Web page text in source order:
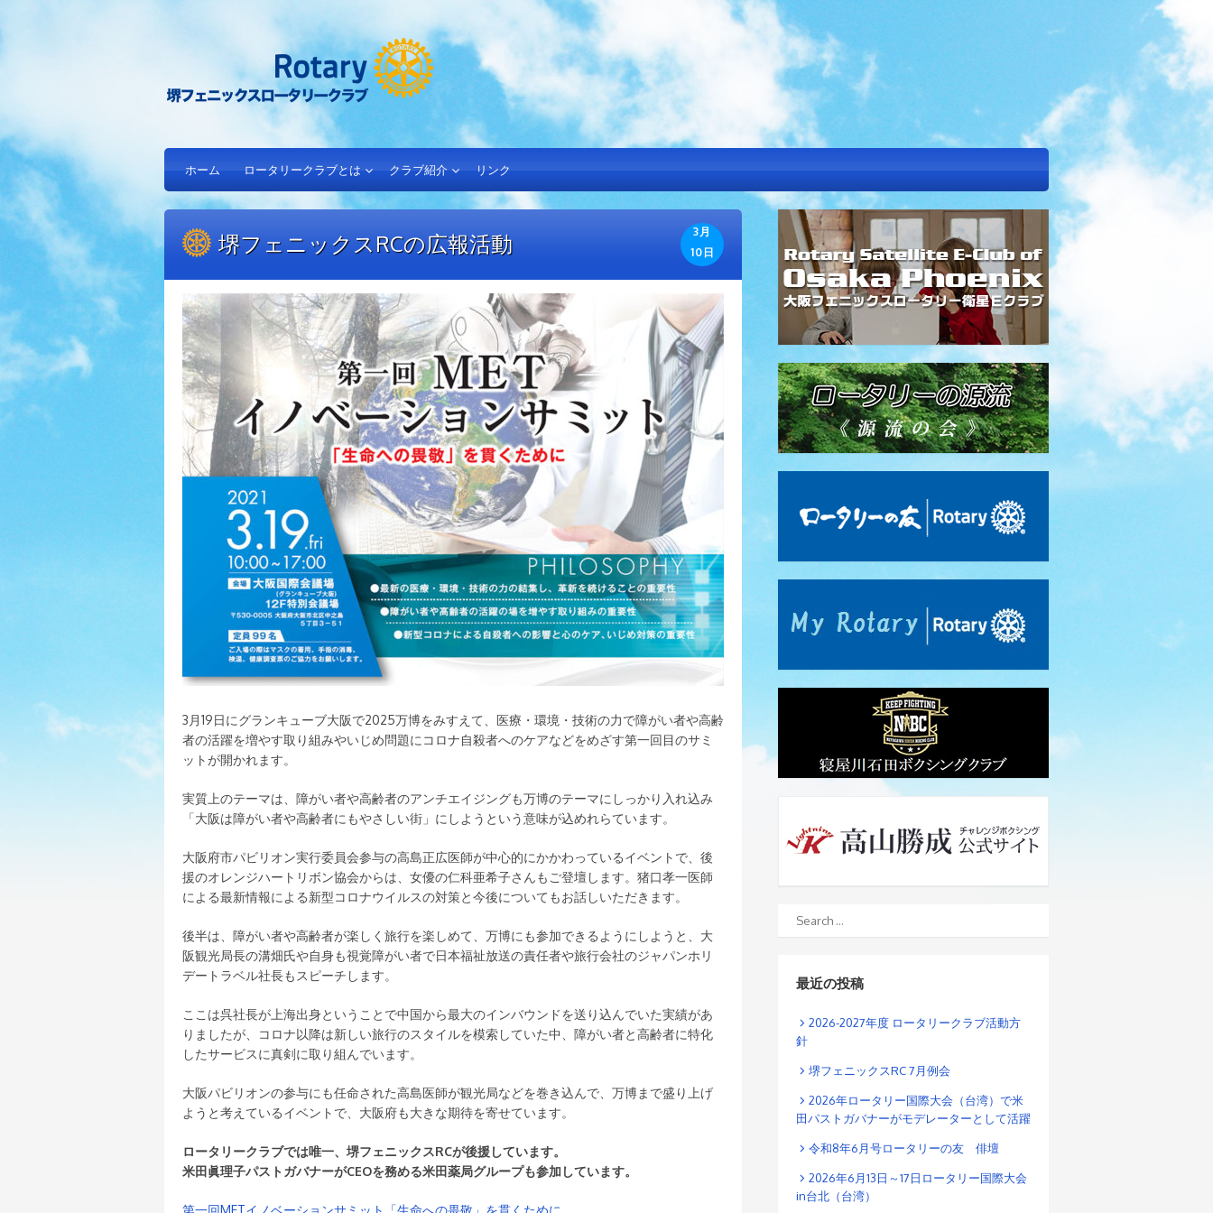
ホーム ロータリークラブとは クラブ紹介 リンク
3月
10日
堺フェニックスRCの広報活動
3月19日にグランキューブ大阪で2025万博をみすえて、医療・環境・技術の力で障がい者や高齢
者の活躍を増やす取り組みやいじめ問題にコロナ自殺者へのケアなどをめざす第一回目のサミ
ットが開かれます。
実質上のテーマは、障がい者や高齢者のアンチエイジングも万博のテーマにしっかり入れ込み
「大阪は障がい者や高齢者にもやさしい街」にしようという意味が込めれらています。
大阪府市パビリオン実行委員会参与の高島正広医師が中心的にかかわっているイベントで、後
援のオレンジハートリボン協会からは、女優の仁科亜希子さんもご登壇します。猪口孝一医師
による最新情報による新型コロナウイルスの対策と今後についてもお話しいただきます。
後半は、障がい者や高齢者が楽しく旅行を楽しめて、万博にも参加できるようにしようと、大
阪観光局長の溝畑氏や自身も視覚障がい者で日本福祉放送の責任者や旅行会社のジャパンホリ
デートラベル社長もスピーチします。
ここは呉社長が上海出身ということで中国から最大のインバウンドを送り込んでいた実績があ
りましたが、コロナ以降は新しい旅行のスタイルを模索していた中、障がい者と高齢者に特化
したサービスに真剣に取り組んでいます。
大阪パビリオンの参与にも任命された高島医師が観光局などを巻き込んで、万博まで盛り上げ
ようと考えているイベントで、大阪府も大きな期待を寄せています。
ロータリークラブでは唯一、堺フェニックスRCが後援しています。
米田眞理子パストガバナーがCEOを務める米田薬局グループも参加しています。
第一回METイノベーションサミット「生命への畏敬」を貫くために
最近の投稿
2026-2027年度 ロータリークラブ活動方
針
堺フェニックスRC 7月例会
2026年ロータリー国際大会（台湾）で米
田パストガバナーがモデレーターとして活躍
令和8年6月号ロータリーの友 俳壇
2026年6月13日～17日ロータリー国際大会
in台北（台湾）